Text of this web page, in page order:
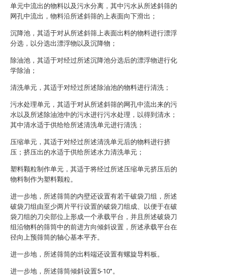
单元中流出的物料以及污水分离，其中污水从所述斜筛的
网孔中流出，物料沿所述斜筛的上表面向下滑出；
沉降池，其适于对从所述斜筛上表面出料的物料进行漂浮
分选，以分选出漂浮物以及沉降物；
除油池，其适于对经过所述沉降池分选后的漂浮物进行化
学除油；
清洗单元，其适于对经过所述除油池的物料进行清洗；
污水处理单元，其适于对从所述斜筛的网孔中流出来的污
水以及所述除油池中的污水进行污水处理，以得到清水；
其中清水适于供给给所述清洗单元进行清洗；
压缩单元，其适于对经过所述清洗单元后的物料进行挤
压；挤压出的水适于供给所述水力清洗单元；
塑料颗粒制作单元，其适于将经过所述压缩单元挤压后的
物料制作为塑料颗粒。
进一步地，所述筛筒的内壁还设置有若干破袋刀组，所述
破袋刀组由至少两片平行设置的破袋刀组成、以便于在破
袋刀组的刀尖部位上形成一个承载平台，并且所述破袋刀
组沿物料的筛筒中的前进方向倾斜设置，所述承载平台在
径向上预筛筒的轴心基本平齐。
进一步地，所述筛筒的出料端还设置有螺旋导料板。
进一步地，所述筛筒倾斜设置5-10°。